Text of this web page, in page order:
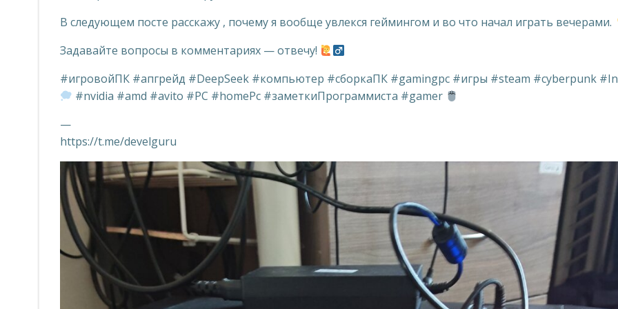
В следующем посте расскажу , почему я вообще увлекся геймингом и во что начал играть вечерами.
Задавайте вопросы в комментариях — отвечу!
#игровойПК #апгрейд #DeepSeek #компьютер #сборкаПК #gamingpc #игры #steam #cyberpunk
#nvidia #amd #avito #PC #homePc #заметкиПрограммиста #gamer
—
https://t.me/develguru